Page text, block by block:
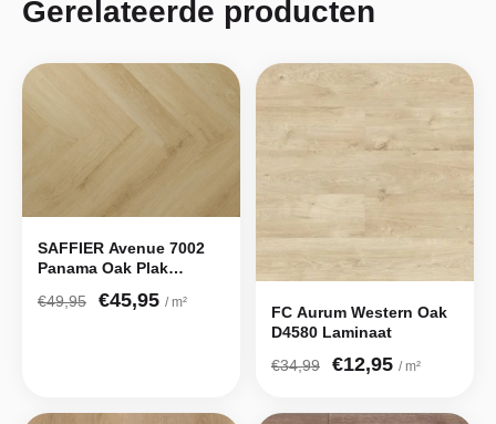
Gerelateerde producten
SAFFIER Avenue 7002
Panama Oak Plak
€49,95 €45,95 / m²
FC Aurum Western Oak
D4580 Laminaat
€34,99
€12,95 / m²